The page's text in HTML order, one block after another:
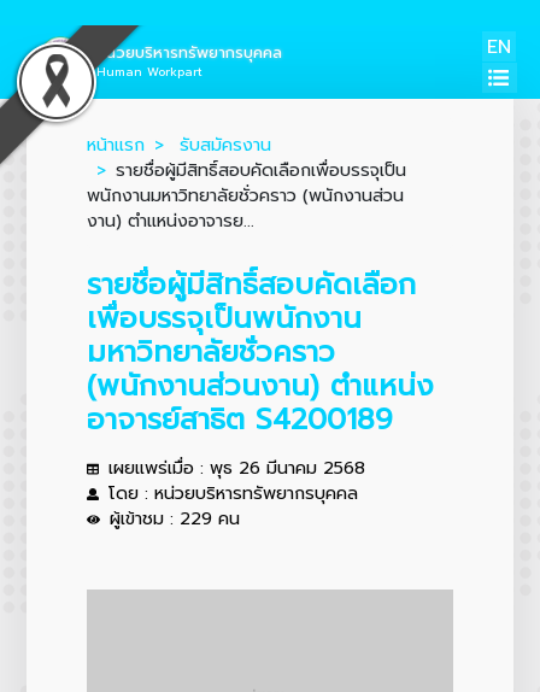
หน่วยบริหารทรัพยากรบุคคล
Human Workpart
EN
หน้าแรก
รับสมัครงาน
รายชื่อผู้มีสิทธิ์สอบคัดเลือกเพื่อบรรจุเป็น
พนักงานมหาวิทยาลัยชั่วคราว (พนักงานส่วน
งาน) ตำแหน่งอาจารย...
รายชื่อผู้มีสิทธิ์สอบคัดเลือก
เพื่อบรรจุเป็นพนักงาน
มหาวิทยาลัยชั่วคราว
(พนักงานส่วนงาน) ตำแหน่ง
อาจารย์สาธิต S4200189
เผยแพร่เมื่อ : พุธ 26 มีนาคม 2568
โดย : หน่วยบริหารทรัพยากรบุคคล
ผู้เข้าชม : 229 คน